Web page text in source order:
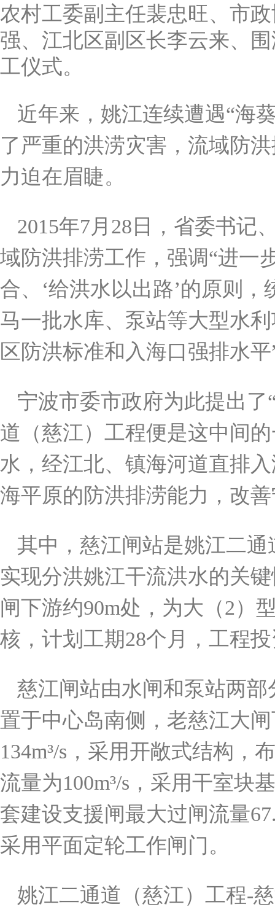
农村工委副主任裴忠旺、市
强、江北区副区长李云来、
工仪式。
近年来，姚江连续遭遇“海
了严重的洪涝灾害，流域防
力迫在眉睫。
2015年7月28日，省委书记
域防洪排涝工作，强调“进一
合、‘给洪水以出路’的原则
马一批水库、泵站等大型水
区防洪标准和入海口强排水
宁波市委市政府为此提出
道（慈江）工程便是这中间
水，经江北、镇海河道直排
海平原的防洪排涝能力，改
其中，慈江闸站是姚江二
实现分洪姚江干流洪水的关
闸下游约90m处，为大（2）
核，计划工期28个月，工程
慈江闸站由水闸和泵站两
置于中心岛南侧，老慈江大
134m³/s，采用开敞式结构，
流量为100m³/s，采用干室块
套建设支援闸最大过闸流量
采用平面定轮工作闸门。
姚江二通道（慈江）工程-